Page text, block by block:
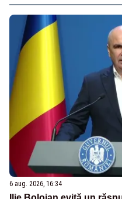
6 aug. 2026, 16:34